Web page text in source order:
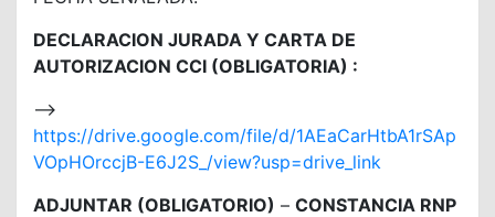
DECLARACION JURADA Y CARTA DE
AUTORIZACION CCI (OBLIGATORIA) :
—>
https://drive.google.com/file/d/1AEaCarHtbA1rSAp
VOpHOrccjB-E6J2S_/view?usp=drive_link
ADJUNTAR (OBLIGATORIO) – CONSTANCIA RNP